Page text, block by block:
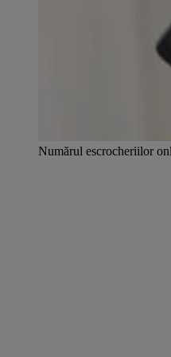
Numărul escrocheriilor